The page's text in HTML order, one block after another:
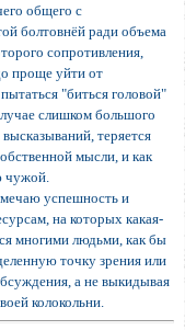
общего с
болтовнёй ради объема
сопротивления,
проще уйти от
"биться головой"
слишком большого
теряется
мысли, и как
чужой.
успешность и
на которых какая-
многими людьми, как бы
точку зрения или
а не выкидывая
колокольни.